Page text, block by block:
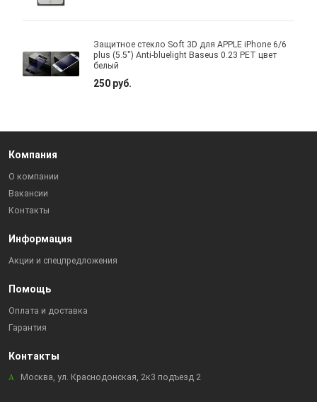
Защитное стекло Soft 3D для APPLE iPhone 6/6
plus (5.5") Anti-bluelight Baseus 0.23 PET цвет
белый
250 руб.
Компания
О компании
Вакансии
Контакты
Информация
Акции и спецпредложения
Помощь
Оплата и доставка
Гарантия
Контакты
Москва, ул. Краснодонская, 2к3 подъезд 2